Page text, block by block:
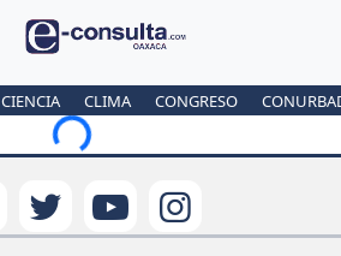
CIENCIA CLIMA CONGRESO
Loading...